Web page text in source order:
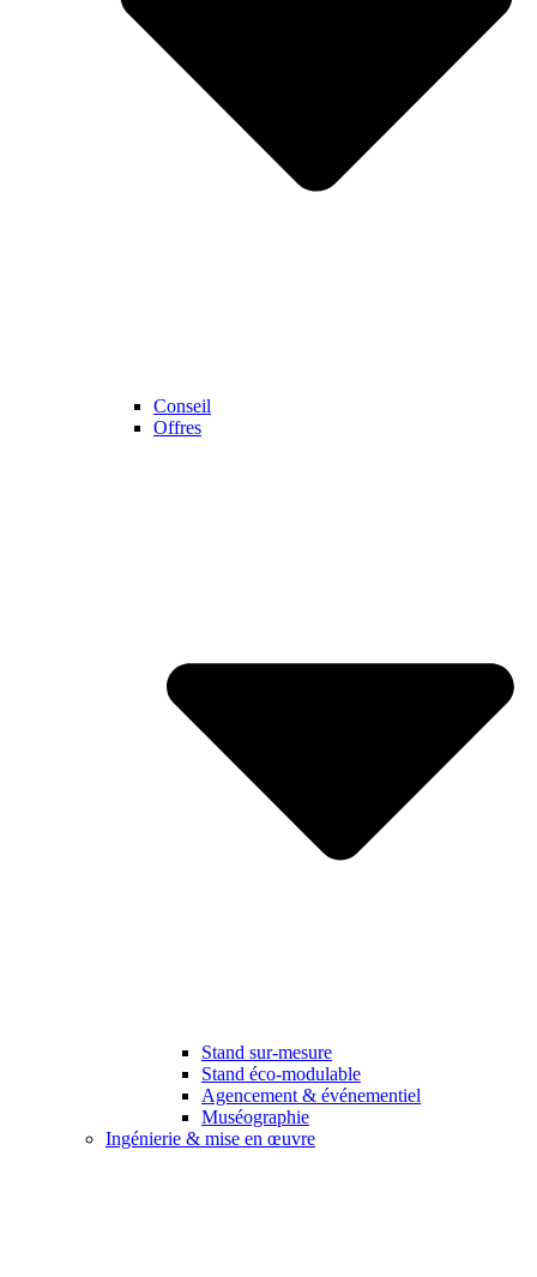
Conseil
Offres
Stand sur-mesure
Stand éco-modulable
Agencement & événementiel
Muséographie
Ingénierie & mise en œuvre